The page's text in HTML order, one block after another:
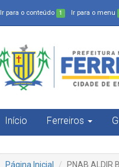
Ir para o conteúdo 1 Ir para o menu
Início Ferreiros
Página Inicial PNAB ALDIR